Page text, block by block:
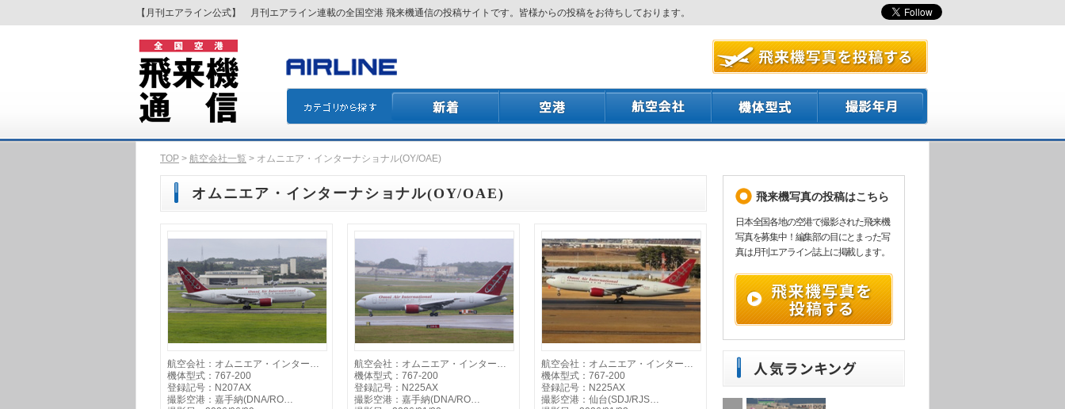
【月刊エアライン公式】 月刊エアライン連載の全国空港 飛来機通信の投稿サイトです。皆様からの投稿をお待ちしております。
TOP > 航空会社一覧 > オムニエア・インターナショナル(OY/OAE)
オムニエア・インターナショナル(OY/OAE)
航空会社：オムニエア・インター…
機体型式：767-200
登録記号：N207AX
撮影空港：嘉手納(DNA/RO…
航空会社：オムニエア・インター…
機体型式：767-200
登録記号：N225AX
撮影空港：嘉手納(DNA/RO…
航空会社：オムニエア・インター…
機体型式：767-200
登録記号：N225AX
撮影空港：仙台(SDJ/RJS…
飛来機写真の投稿はこちら
日本全国各地の空港で撮影された飛来機
写真を募集中！編集部の目にとまった写
真は月刊エアライン誌上に掲載します。